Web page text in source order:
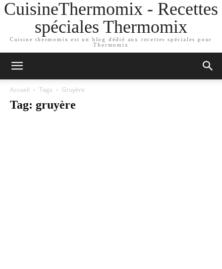
CuisineThermomix - Recettes
spéciales Thermomix
Cuisine thermomix est un blog dédié aux recettes spéciales pour
Thermomix
Accueil Tags Gruyère
Tag: gruyère